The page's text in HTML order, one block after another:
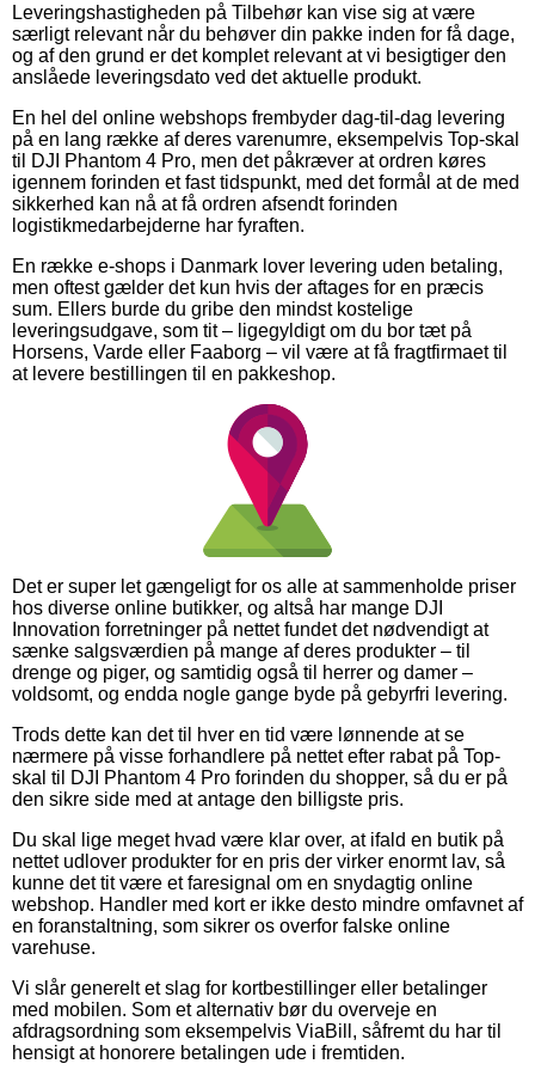
Leveringshastigheden på Tilbehør kan vise sig at være
særligt relevant når du behøver din pakke inden for få dage,
og af den grund er det komplet relevant at vi besigtiger den
anslåede leveringsdato ved det aktuelle produkt.
En hel del online webshops frembyder dag-til-dag levering
på en lang række af deres varenumre, eksempelvis Top-skal
til DJI Phantom 4 Pro, men det påkræver at ordren køres
igennem forinden et fast tidspunkt, med det formål at de med
sikkerhed kan nå at få ordren afsendt forinden
logistikmedarbejderne har fyraften.
En række e-shops i Danmark lover levering uden betaling,
men oftest gælder det kun hvis der aftages for en præcis
sum. Ellers burde du gribe den mindst kostelige
leveringsudgave, som tit – ligegyldigt om du bor tæt på
Horsens, Varde eller Faaborg – vil være at få fragtfirmaet til
at levere bestillingen til en pakkeshop.
Det er super let gængeligt for os alle at sammenholde priser
hos diverse online butikker, og altså har mange DJI
Innovation forretninger på nettet fundet det nødvendigt at
sænke salgsværdien på mange af deres produkter – til
drenge og piger, og samtidig også til herrer og damer –
voldsomt, og endda nogle gange byde på gebyrfri levering.
Trods dette kan det til hver en tid være lønnende at se
nærmere på visse forhandlere på nettet efter rabat på Top-
skal til DJI Phantom 4 Pro forinden du shopper, så du er på
den sikre side med at antage den billigste pris.
Du skal lige meget hvad være klar over, at ifald en butik på
nettet udlover produkter for en pris der virker enormt lav, så
kunne det tit være et faresignal om en snydagtig online
webshop. Handler med kort er ikke desto mindre omfavnet af
en foranstaltning, som sikrer os overfor falske online
varehuse.
Vi slår generelt et slag for kortbestillinger eller betalinger
med mobilen. Som et alternativ bør du overveje en
afdragsordning som eksempelvis ViaBill, såfremt du har til
hensigt at honorere betalingen ude i fremtiden.